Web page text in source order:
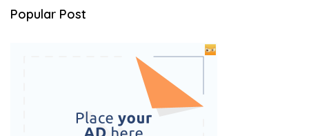
Popular Post